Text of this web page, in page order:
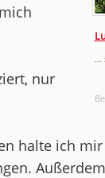
nur
halte ich